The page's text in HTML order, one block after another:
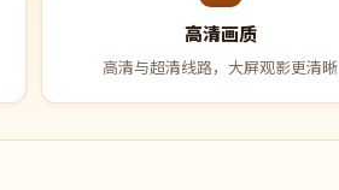
高清画质
高清与超清线路，大屏观影更清晰